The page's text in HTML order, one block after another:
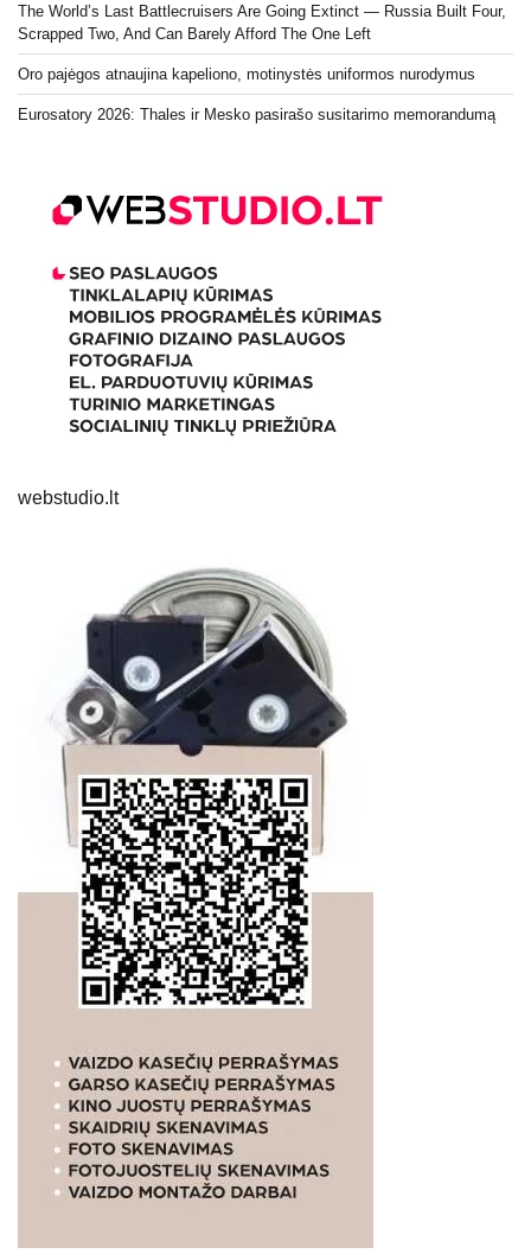
The World’s Last Battlecruisers Are Going Extinct — Russia Built Four,
Scrapped Two, And Can Barely Afford The One Left
Oro pajėgos atnaujina kapeliono, motinystės uniformos nurodymus
Eurosatory 2026: Thales ir Mesko pasirašo susitarimo memorandumą
webstudio.lt